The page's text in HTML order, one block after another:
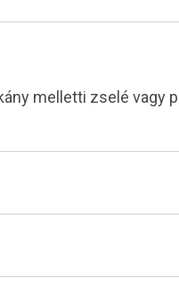
melletti zselé vagy